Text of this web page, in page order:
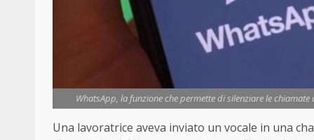
WhatsApp, la funzione che permette di silenziare le
Una lavoratrice aveva inviato un vocale in una